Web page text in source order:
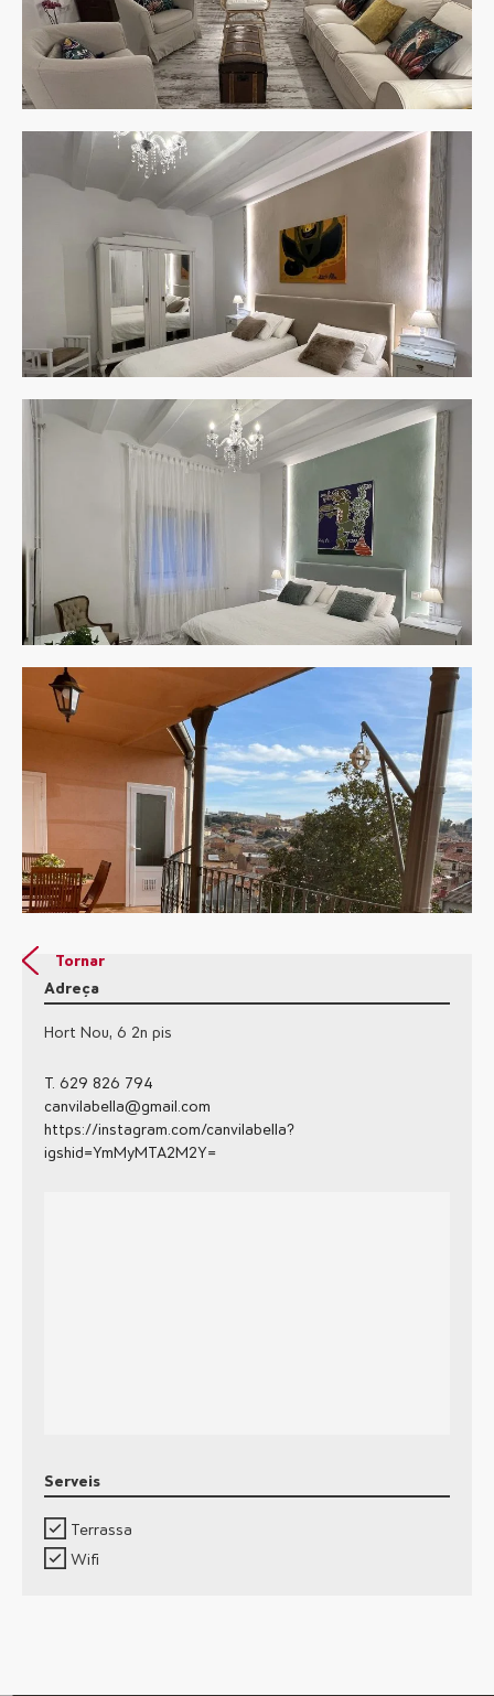
Tornar
Adreça
Hort Nou, 6 2n pis
T. 629 826 794
canvilabella@gmail.com
https://instagram.com/canvilabella?
igshid=YmMyMTA2M2Y=
Serveis
Terrassa
Wifi